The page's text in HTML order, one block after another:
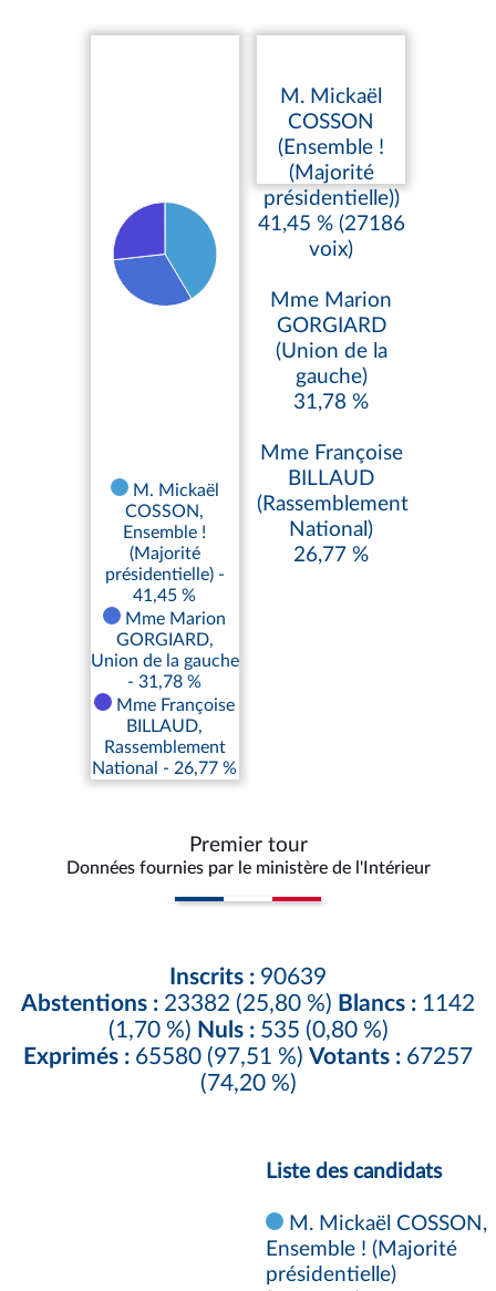
M. Mickaël
COSSON,
Ensemble !
(Majorité
présidentielle) -
41,45 %
Mme Marion
GORGIARD,
Union de la gauche
- 31,78 %
Mme Françoise
BILLAUD,
Rassemblement
National - 26,77 %
M. Mickaël
COSSON
(Ensemble !
(Majorité
présidentielle))
41,45 % (27186
voix)
Mme Marion
GORGIARD
(Union de la
gauche)
31,78 %
Mme Françoise
BILLAUD
(Rassemblement
National)
26,77 %
Premier tour
Données fournies par le ministère de l'Intérieur
Inscrits : 90639
Abstentions : 23382 (25,80 %) Blancs : 1142
(1,70 %) Nuls :535 (0,80 %)
Exprimés : 65580 (97,51 %) Votants : 67257
(74,20 %)
Liste des candidats
M. Mickaël COSSON,
Ensemble ! (Majorité
présidentielle)